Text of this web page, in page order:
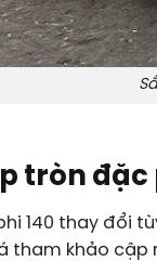
tròn đặc
140 thay đổi
tham khảo cập